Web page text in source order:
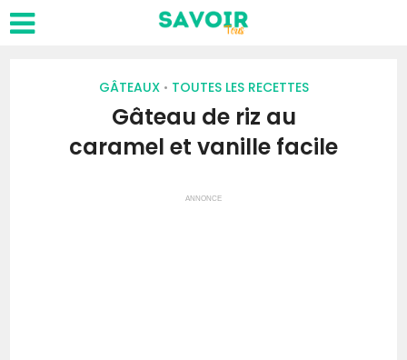
GÂTEAUX • TOUTES LES RECETTES
Gâteau de riz au
caramel et vanille facile
ANNONCE